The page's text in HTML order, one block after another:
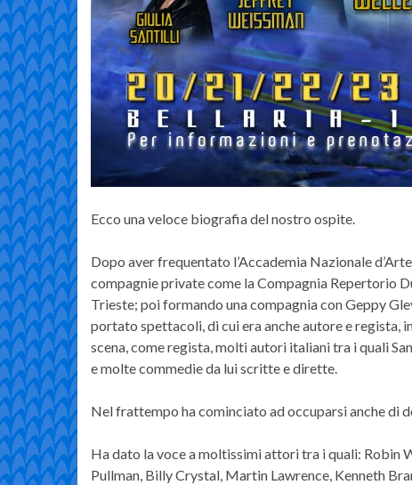
Ecco una veloce biografia del nostro ospite.
Dopo aver frequentato l’Accademia Nazionale
compagnie private come la Compagnia Repertorio
Trieste; poi formando una compagnia con Geppy
portato spettacoli, di cui era anche autore e regista,
scena, come regista, molti autori italiani tra i quali
e molte commedie da lui scritte e dirette.
Nel frattempo ha cominciato ad occuparsi anche di
Ha dato la voce a moltissimi attori tra i quali: Robin
Pullman, Billy Crystal, Martin Lawrence, Kenneth